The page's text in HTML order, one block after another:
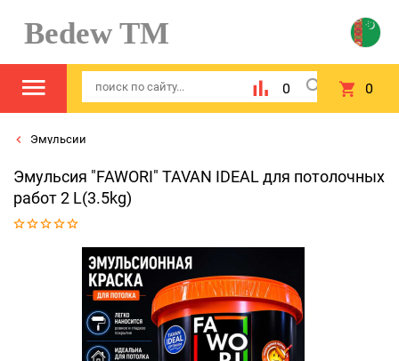
Bedew TM
0 0
Эмульсии
Эмульсия "FAWORI" TAVAN IDEAL для потолочных
работ 2 L(3.5kg)